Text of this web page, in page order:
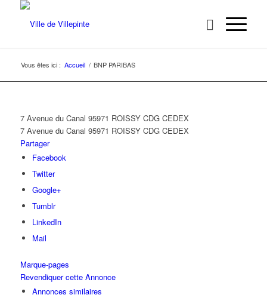
Vous êtes ici : Accueil / BNP PARIBAS
7 Avenue du Canal 95971 ROISSY CDG CEDEX
7 Avenue du Canal 95971 ROISSY CDG CEDEX
Partager
Facebook
Twitter
Google+
Tumblr
LinkedIn
Mail
Marque-pages
Revendiquer cette Annonce
Annonces similaires